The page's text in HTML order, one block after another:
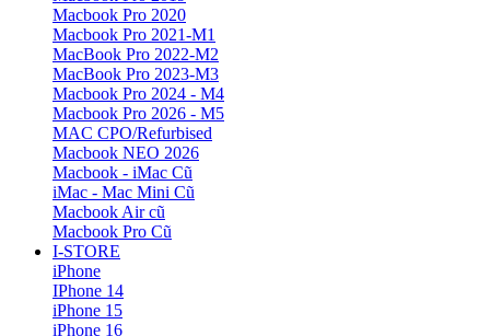
Macbook Pro 2020
Macbook Pro 2021-M1
MacBook Pro 2022-M2
MacBook Pro 2023-M3
Macbook Pro 2024 - M4
Macbook Pro 2026 - M5
MAC CPO/Refurbised
Macbook NEO 2026
Macbook - iMac Cũ
iMac - Mac Mini Cũ
Macbook Air cũ
Macbook Pro Cũ
I-STORE
iPhone
IPhone 14
iPhone 15
iPhone 16